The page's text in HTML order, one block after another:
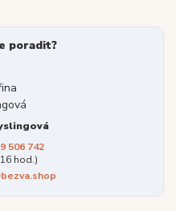
poradit?
506 742
hod.)